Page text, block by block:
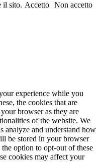
il sito. Accetto Non accetto
experience while you
the cookies that are
browser as they are
of the website. We
analyze and understand how
be stored in your browser
option to opt-out of these
cookies may affect your